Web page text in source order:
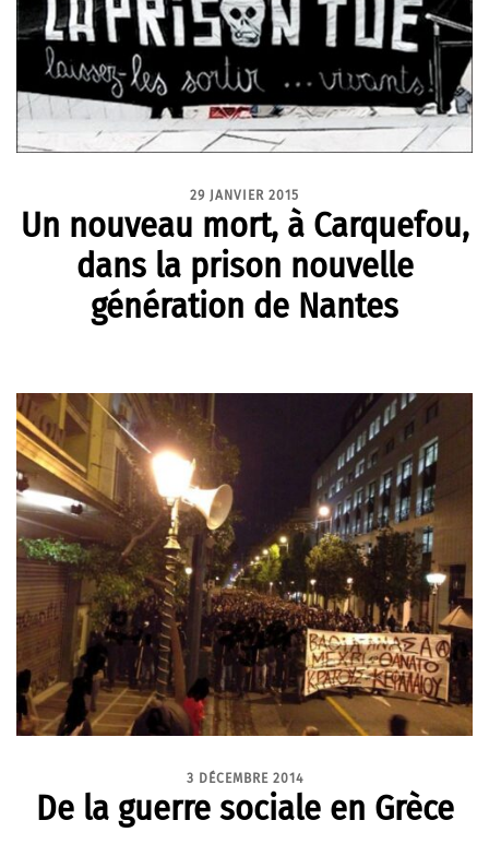
29 JANVIER 2015
Un nouveau mort, à Carquefou,
dans la prison nouvelle
génération de Nantes
3 DÉCEMBRE 2014
De la guerre sociale en Grèce